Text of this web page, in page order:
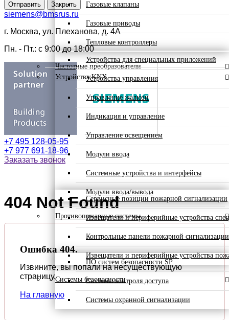
Газовые клапаны
Газовые приводы
Тепловые контроллеры
Частотные преобразователи
Устройства KNX
Устройства для специальных приложений
Устройства управления
Управление жалюзи
Индикация и управление
Управление освещением
Модули ввода
Системные устройства и интерфейсы
Модули ввода/вывода
Противопожарные системы
Сервисные позиции пожарной сигнализации
Извещатели и периферийные устройства
Контрольные панели пожарной сигнализации
Извещатели и периферийные устройства
Системы безопасности
ПО систем безопасности SP
Системы контроля доступа
Системы охранной сигнализации
Отправить Закрыть
siemens@bmsrus.ru
г. Москва, ул. Плеханова, д. 4А
Пн. - Пт.: c 9:00 до 18:00
+7 495 128-05-95
+7 977 691-18-96
Заказать звонок
404 Not Found
Ошибка 404.
Извините, вы попали на несуществующую
страницу.
На главную